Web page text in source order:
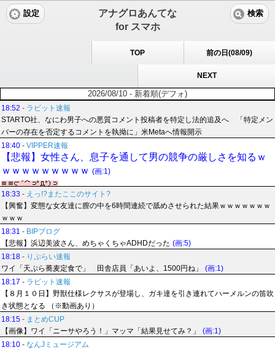
アナグロあんてな
for スマホ
設定 検索
TOP 前の日(08/09)
NEXT
2026/08/10 - 新着順(デフォ)
18:52 - ラビット速報
STARTO社、なにわ男子への悪質コメント投稿者を特定し法的追及へ 「特定メン
バーの存在を否定するコメントを執拗に」米Metaへ情報開示
18:40 - VIPPER速報
【悲報】女性さん、息子を通して男の競争の厳しさを知るｗ
ｗｗｗｗｗｗｗｗｗ (画:1)
18:33 - えっ!?またここのサイト?
【興奮】変態な女友達に膣の中を6時間連続で舐めさせられた結果ｗｗｗｗｗｗｗ
ｗｗｗ
18:31 - BIPブログ
【悲報】浜辺美波さん、めちゃくちゃADHDだった (画:5)
18:18 - りぷらい速報
ワイ「天ぷら蕎麦定食で」 田舎店員「あいよ、1500円ね」
(画:1)
18:17 - ラビット速報
【８月１０日】野獣仕様レクサスが登場し、ガキ達を引き連れてハーメルンの笛吹
き状態となる （※動画あり）
18:15 - まとめCUP
【画像】ワイ「ニーサやろう！」マッマ「結果見せてみ？」
(画:1)
18:10 - なんJミュージアム